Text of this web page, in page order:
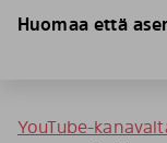
Huomaa että
YouTube-